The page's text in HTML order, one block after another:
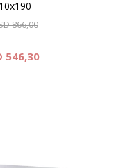
866,00
546,30